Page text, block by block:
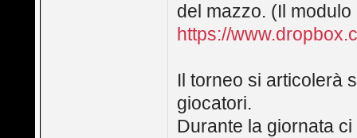
del mazzo. (Il
https://
Il torneo si articolerà
giocatori.
Durante la giornata